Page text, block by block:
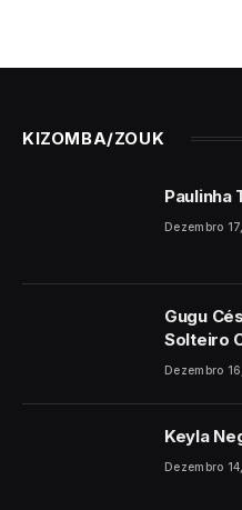
KIZOMBA/ZOUK
Paulinha
Dezembro
Gugu
Solteiro
Dezembro
Keyla
Dezembro